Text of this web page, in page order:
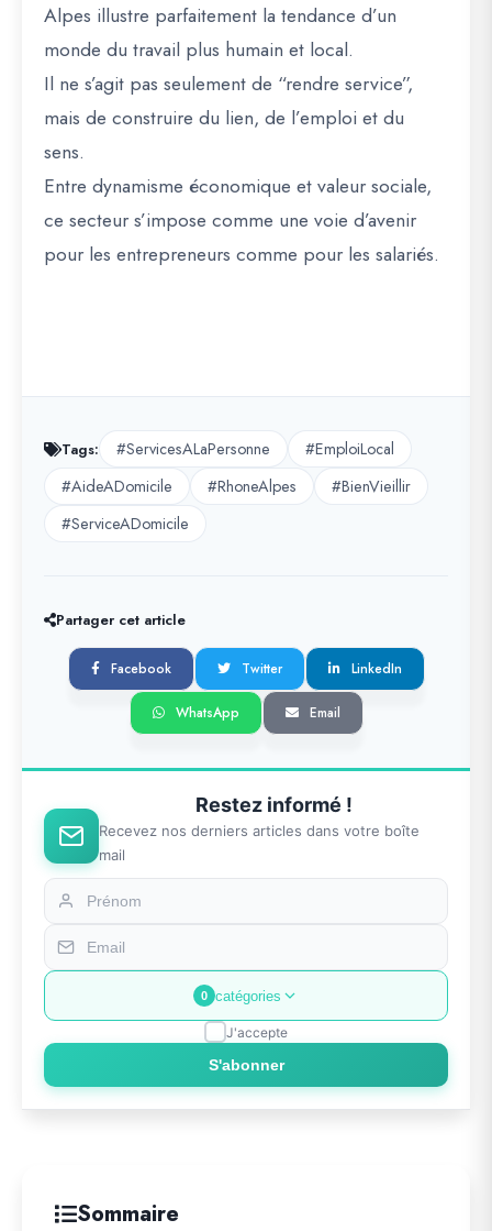
Alpes illustre parfaitement la tendance d’un
monde du travail plus humain et local.
Il ne s’agit pas seulement de “rendre service”,
mais de construire du lien, de l’emploi et du
sens.
Entre dynamisme économique et valeur sociale,
ce secteur s’impose comme une voie d’avenir
pour les entrepreneurs comme pour les salariés.
Tags: #ServicesALaPersonne
#EmploiLocal
#AideADomicile
#RhoneAlpes
#BienVieillir
#ServiceADomicile
Partager cet article
Facebook Twitter LinkedIn
WhatsApp Email
Restez informé !
Recevez nos derniers articles dans votre boîte
mail
0 catégories
J'accepte
S'abonner
Sommaire